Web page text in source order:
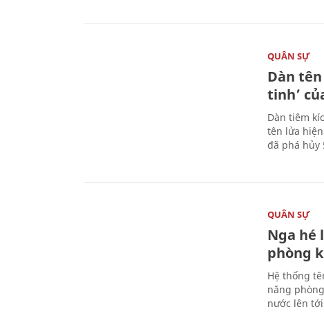
QUÂN SỰ
Dàn
tinh’
Dàn tiêm
tên lửa
đã phá hủy
QUÂN SỰ
Nga hé
phòng
Hệ thống
năng
nước lên